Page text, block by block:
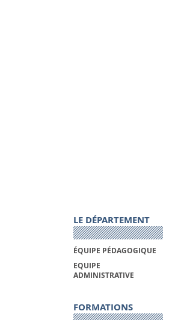
LE DÉPARTEMENT
ÉQUIPE PÉDAGOGIQUE
EQUIPE
ADMINISTRATIVE
FORMATIONS